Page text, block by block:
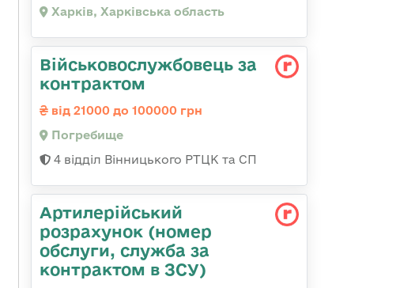
Харків, Харківська область
Військовослужбовець за
контрактом
від 21000 до 100000 грн
Погребище
4 відділ Вінницького РТЦК та СП
Артилерійський
розрахунок (номер
обслуги, служба за
контрактом в ЗСУ)